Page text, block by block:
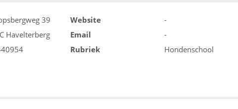
39
Havelterberg
Website
-
Email
-
Rubriek
Hondenschool